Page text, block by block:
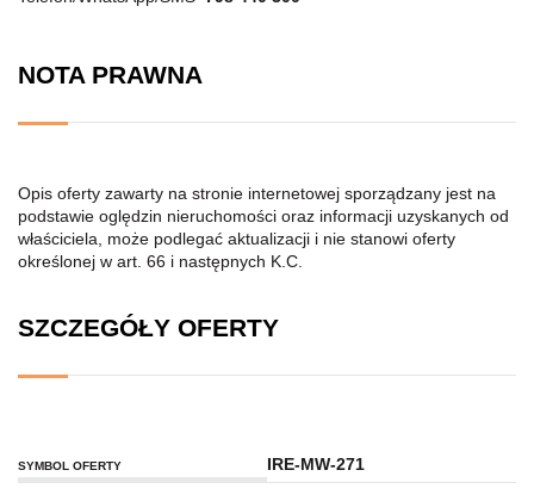
NOTA PRAWNA
Opis oferty zawarty na stronie internetowej sporządzany jest na
podstawie oględzin nieruchomości oraz informacji uzyskanych od
właściciela, może podlegać aktualizacji i nie stanowi oferty
określonej w art. 66 i następnych K.C.
SZCZEGÓŁY OFERTY
SYMBOL OFERTY IRE-MW-271